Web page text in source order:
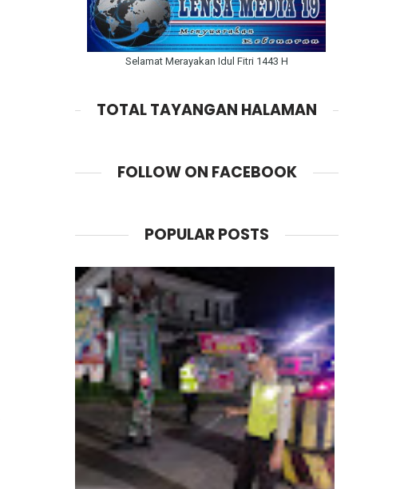
Selamat Merayakan Idul Fitri 1443 H
TOTAL TAYANGAN HALAMAN
FOLLOW ON FACEBOOK
POPULAR POSTS